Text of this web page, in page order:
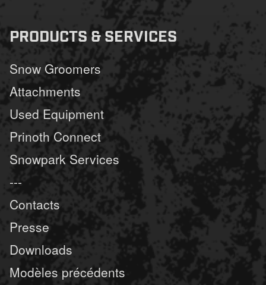
PRODUCTS & SERVICES
Snow Groomers
Attachments
Used Equipment
Prinoth Connect
Snowpark Services
---
Contacts
Presse
Downloads
Modèles précédents